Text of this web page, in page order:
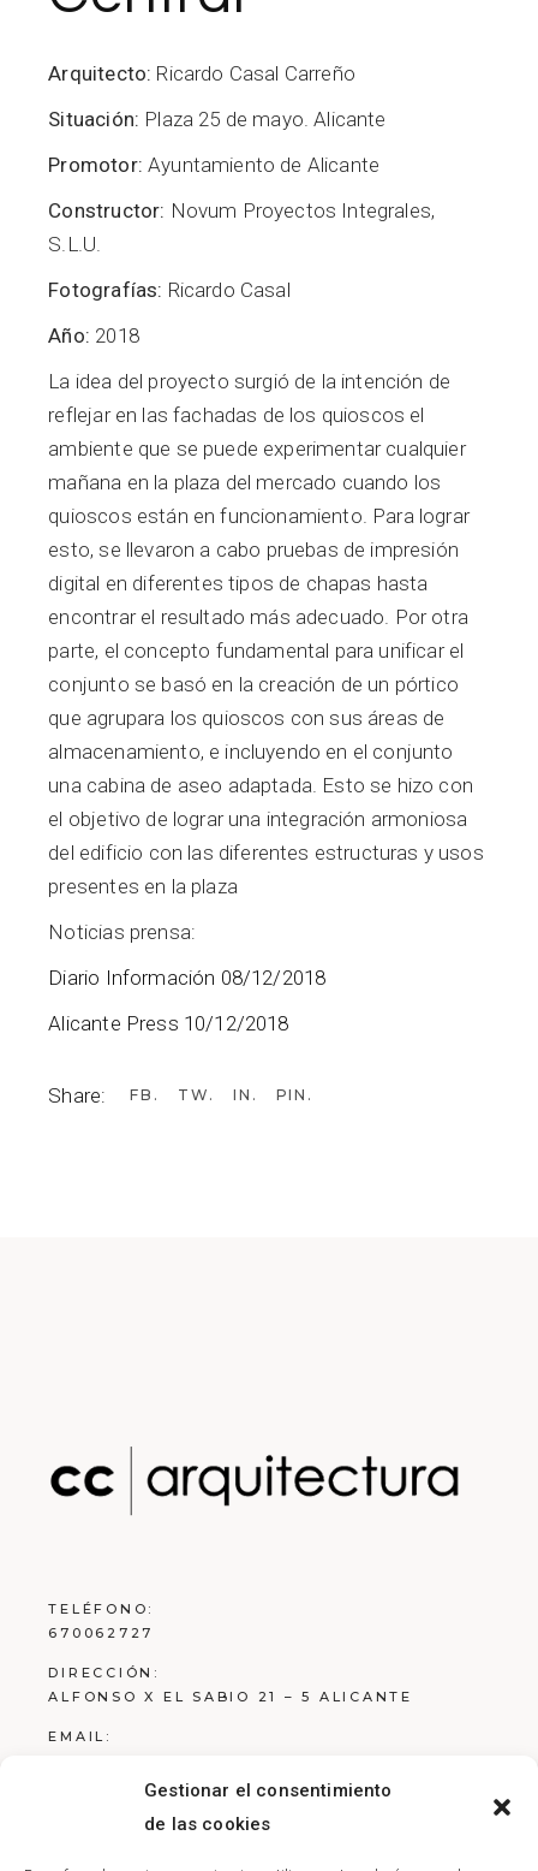
Gestionar el consentimiento
de las cookies
Arquitecto: Ricardo Casal Carreño
Situación: Plaza 25 de mayo. Alicante
Promotor: Ayuntamiento de Alicante
Constructor: Novum Proyectos Integrales,
S.L.U.
Fotografías: Ricardo Casal
Año: 2018
La idea del proyecto surgió de la intención de
reflejar en las fachadas de los quioscos el
ambiente que se puede experimentar cualquier
mañana en la plaza del mercado cuando los
quioscos están en funcionamiento. Para lograr
esto, se llevaron a cabo pruebas de impresión
digital en diferentes tipos de chapas hasta
encontrar el resultado más adecuado. Por otra
parte, el concepto fundamental para unificar el
conjunto se basó en la creación de un pórtico
que agrupara los quioscos con sus áreas de
almacenamiento, e incluyendo en el conjunto
una cabina de aseo adaptada. Esto se hizo con
el objetivo de lograr una integración armoniosa
del edificio con las diferentes estructuras y usos
presentes en la plaza
Noticias prensa:
Diario Información 08/12/2018
Alicante Press 10/12/2018
Share: FB TW IN PIN
TELÉFONO:
670062727
DIRECCIÓN:
ALFONSO X EL SABIO 21 – 5 ALICANTE
EMAIL: